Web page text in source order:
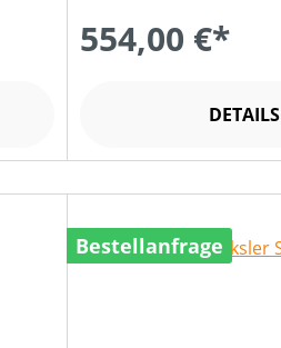
554,00 €*
DETAILS
Bestellanfrage